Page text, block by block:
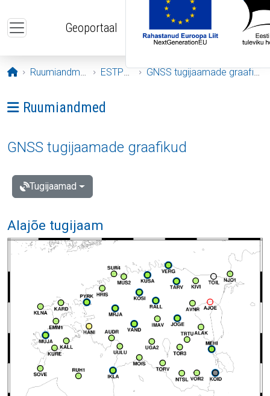
Geoportaal
Avaleht
Ruumiandmed ESTPOS GNSS tugijaamade graafikud
Ava menüü: Ruumiandmed
Ruumiandmed
GNSS tugijaamade graafikud
Tugijaamad
Alajõe tugijaam